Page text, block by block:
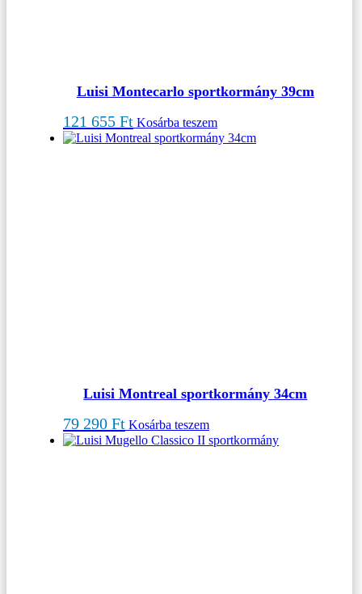
Luisi Montecarlo sportkormány 39cm
121 655 Ft Kosárba teszem
Luisi Montreal sportkormány 34cm
79 290 Ft Kosárba teszem